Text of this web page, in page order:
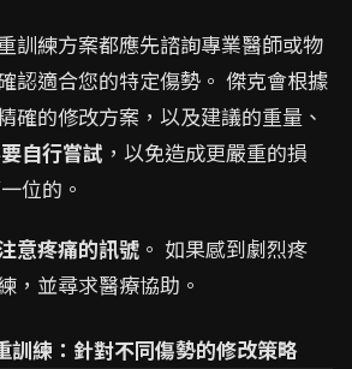
訓練方案都應先諮詢專業醫師或物
認適合您的特定傷勢。 傑克會根據
確的修改方案，以及建議的重量、
自行嘗試 ，以免造成更嚴重的損
位的。
意疼痛的訊號 。 如果感到劇烈疼
，並尋求醫療協助。
訓練：針對不同傷勢的修改策略